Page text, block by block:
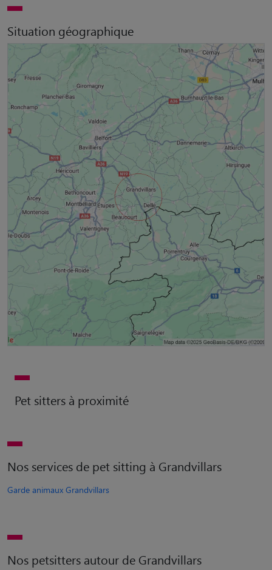
Situation géographique
Pet sitters à proximité
Nos services de pet sitting à Grandvillars
Garde animaux Grandvillars
Nos petsitters autour de Grandvillars